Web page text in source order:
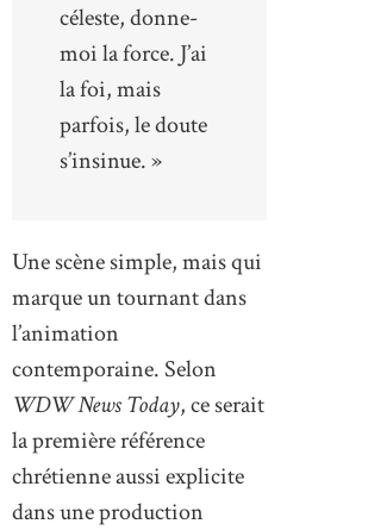
céleste, donne-
moi la force. J’ai
la foi, mais
parfois, le doute
s’insinue. »
Une scène simple, mais qui
marque un tournant dans
l’animation
contemporaine. Selon
WDW News Today, ce serait
la première référence
chrétienne aussi explicite
dans une production